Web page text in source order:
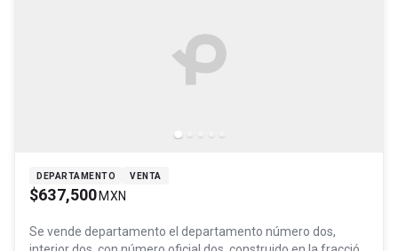
DEPARTAMENTO VENTA
$637,500 MXN
Se vende departamento el departamento número dos,